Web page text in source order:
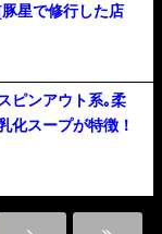
星で修行した店
ピンアウト系｡柔
化スープが特徴！